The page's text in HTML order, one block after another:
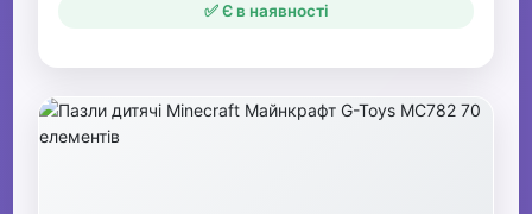
✅ Є в наявності